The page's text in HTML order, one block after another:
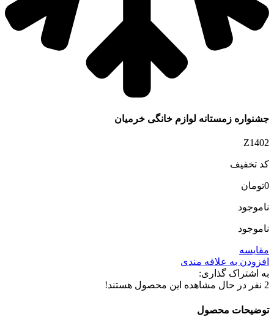
جشنواره زمستانه لوازم خانگی خرمیان
Z1402
کد تخفیف
0تومان
ناموجود
ناموجود
مقایسه
افزودن به علاقه مندی
به اشتراک گذاری:
2 نفر در حال مشاهده این محصول هستند!
توضیحات محصول